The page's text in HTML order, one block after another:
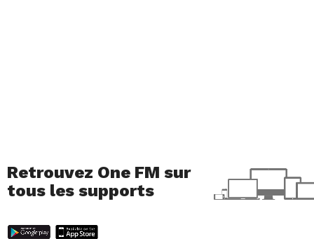
Retrouvez One FM sur
tous les supports